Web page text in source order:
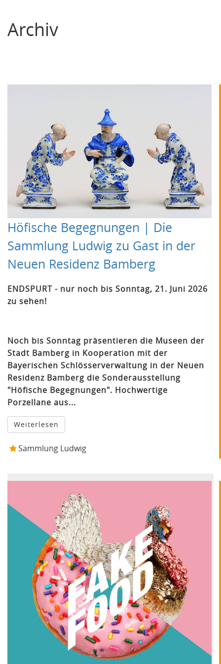
Archiv
Höfische Begegnungen | Die
Sammlung Ludwig zu Gast in der
Neuen Residenz Bamberg
ENDSPURT - nur noch bis Sonntag, 21. Juni 2026
zu sehen!
Noch bis Sonntag präsentieren die Museen der
Stadt Bamberg in Kooperation mit der
Bayerischen Schlösserverwaltung in der Neuen
Residenz Bamberg die Sonderausstellung
"Höfische Begegnungen". Hochwertige
Porzellane aus...
Weiterlesen
Sammlung Ludwig